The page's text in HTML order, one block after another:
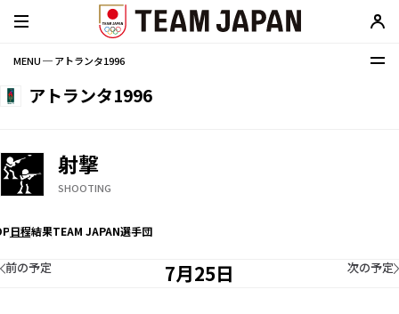
MENU ─ アトランタ1996
アトランタ1996
射撃
SHOOTING
日程結果TEAM JAPAN選手団
7月25日
前の予定 次の予定